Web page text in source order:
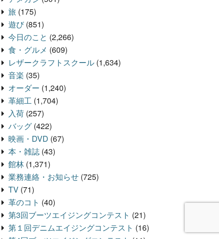
旅 (175)
遊び(851)
今日のこと (2,266)
食・グルメ (609)
レザークラフトスクール (1,634)
音楽 (35)
オーダー (1,240)
革細工 (1,704)
入荷 (257)
バッグ (422)
映画・DVD (67)
本・雑誌 (43)
館林 (1,371)
業務連絡・お知らせ (725)
TV (71)
革のコト (40)
第3回ブーツエイジングコンテスト (21)
第１回デニムエイジングコンテスト (16)